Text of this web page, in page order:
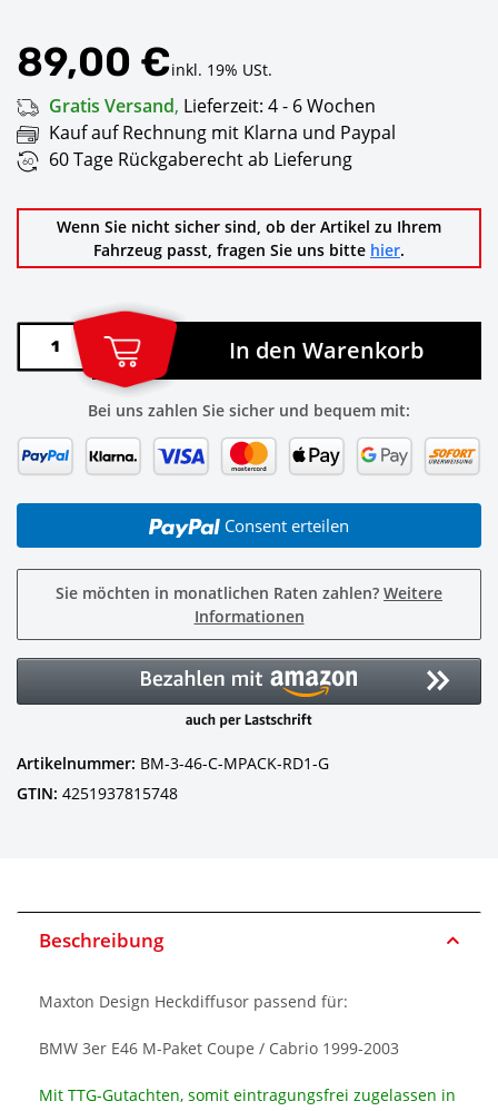
89,00 €inkl. 19% USt.
Gratis Versand, Lieferzeit: 4 - 6 Wochen
Kauf auf Rechnung mit Klarna und Paypal
60 Tage Rückgaberecht ab Lieferung
Wenn Sie nicht sicher sind, ob der Artikel zu Ihrem
Fahrzeug passt, fragen Sie uns bitte hier.
In den Warenkorb
Bei uns zahlen Sie sicher und bequem mit:
Consent erteilen
Sie möchten in monatlichen Raten zahlen? Weitere
Informationen
Artikelnummer: BM-3-46-C-MPACK-RD1-G
GTIN: 4251937815748
Beschreibung
Maxton Design Heckdiffusor passend für:
BMW 3er E46 M-Paket Coupe / Cabrio 1999-2003
Mit TTG-Gutachten, somit eintragungsfrei zugelassen in